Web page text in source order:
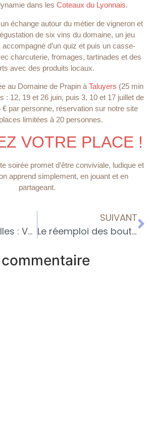
dans les Coteaux du Lyonnais.
échange autour du métier de vigneron et
de six vins du domaine, un jeu
d’un quiz et puis un casse-
charcuterie, fromages, tartinades et des
avec des produits locaux.
au Domaine de Prapin à Taluyers (25 min
: 12, 19 et 26 juin, puis 3, 10 et 17 juillet de
€ par personne, réservation sur notre site
limitées à 20 personnes.
VOTRE PLACE !
soirée promet d’être conviviale, ludique et
apprend simplement, en jouant et en
partageant.
Échappées Belles : Vendanges 2025 et tablée de Prapin
SUIVANT
Le réemploi des bouteilles de vin : un geste simple pour un impact durable